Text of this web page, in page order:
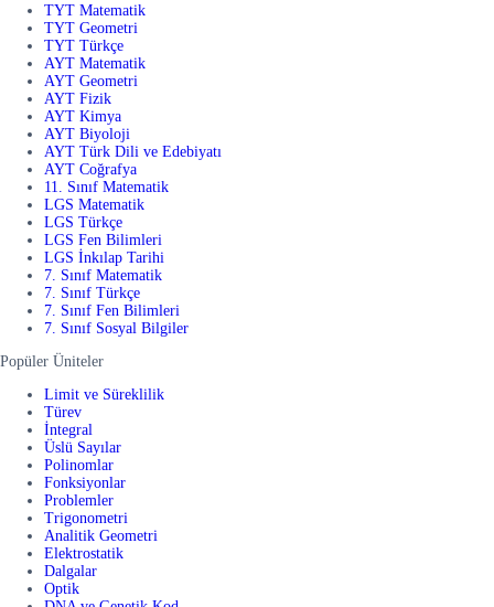
TYT Matematik
TYT Geometri
TYT Türkçe
AYT Matematik
AYT Geometri
AYT Fizik
AYT Kimya
AYT Biyoloji
AYT Türk Dili ve Edebiyatı
AYT Coğrafya
11. Sınıf Matematik
LGS Matematik
LGS Türkçe
LGS Fen Bilimleri
LGS İnkılap Tarihi
7. Sınıf Matematik
7. Sınıf Türkçe
7. Sınıf Fen Bilimleri
7. Sınıf Sosyal Bilgiler
Popüler Üniteler
Limit ve Süreklilik
Türev
İntegral
Üslü Sayılar
Polinomlar
Fonksiyonlar
Problemler
Trigonometri
Analitik Geometri
Elektrostatik
Dalgalar
Optik